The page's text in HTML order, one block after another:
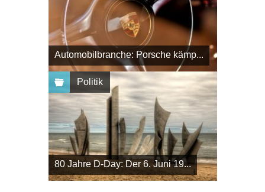
Automobilbranche: Porsche kämp...
Politik
80 Jahre D-Day: Der 6. Juni 19...